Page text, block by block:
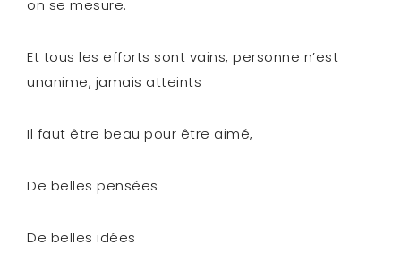
on se mesure.
Et tous les efforts sont vains, personne n’est
unanime, jamais atteints
Il faut être beau pour être aimé,
De belles pensées
De belles idées